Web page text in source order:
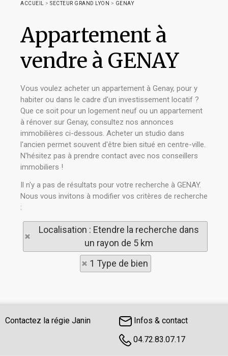
ACCUEIL > SECTEUR GRAND LYON > GENAY
Appartement à
vendre à GENAY
Vous voulez acheter un appartement à Genay, pour y
habiter ou dans le cadre d'un investissement locatif ?
Que ce soit pour un logement neuf ou un appartement
à rénover sur Genay, consultez nos annonces
immobilières ci-dessous. Acheter un studio dans
l'ancien permet souvent d'être bien situé en centre-ville.
N'hésitez pas à prendre contact avec nos conseillers
immobiliers !
Il n'y a pas de résultats pour votre recherche à GENAY.
Nous vous invitons à modifier vos critères de recherche
:
Localisation : Etendre la recherche dans
un rayon de 5 km
1 Type de bien
Contactez la régie Janin
Infos & contact
04.72.83.07.17